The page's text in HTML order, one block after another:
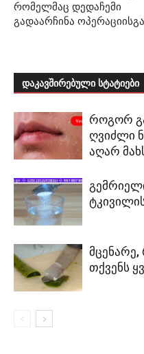
რომელმაც დედაჩემი
გადაარჩინა
დაკავშირებული სტატიები
როგორ
ღვიძლი
აღარ
თქვენს